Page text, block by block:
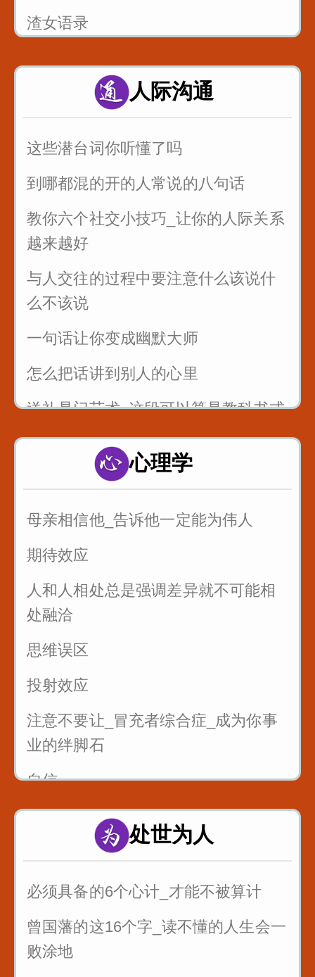
渣女语录
假戏假做_真热闹_哈哈
人际沟通
这些潜台词你听懂了吗
到哪都混的开的人常说的八句话
教你六个社交小技巧_让你的人际关系
越来越好
与人交往的过程中要注意什么该说什
么不该说
一句话让你变成幽默大师
怎么把话讲到别人的心里
送礼是门艺术_这段可以算是教科书式
的例子
以后有人故意刁难你_你就找到问题刁
难的点_套用在提问者身上_怼回去
管好自己的嘴_关系再好也不要说这些
话
三招让你和任何人说话
心理学
母亲相信他_告诉他一定能为伟人
期待效应
人和人相处总是强调差异就不可能相
处融洽
思维误区
投射效应
注意不要让_冒充者综合症_成为你事
业的绊脚石
自信
处世为人
必须具备的6个心计_才能不被算计
曾国藩的这16个字_读不懂的人生会一
败涂地